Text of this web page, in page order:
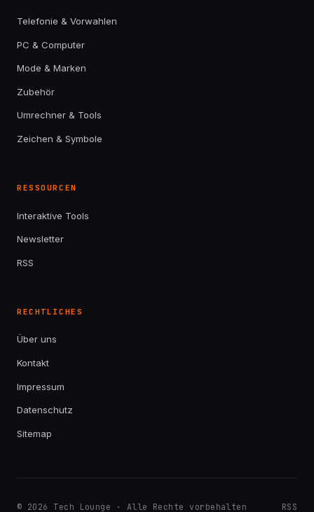
Telefonie & Vorwahlen
PC & Computer
Mode & Marken
Zubehör
Umrechner & Tools
Zeichen & Symbole
RESSOURCEN
Interaktive Tools
Newsletter
RSS
RECHTLICHES
Über uns
Kontakt
Impressum
Datenschutz
Sitemap
© 2026 Tech Lounge · Alle Rechte vorbehalten RSS